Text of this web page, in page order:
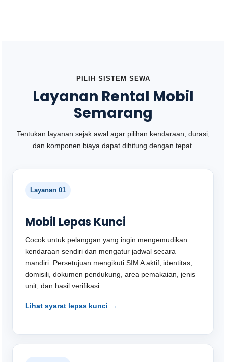
PILIH SISTEM SEWA
Layanan Rental Mobil
Semarang
Tentukan layanan sejak awal agar pilihan kendaraan, durasi,
dan komponen biaya dapat dihitung dengan tepat.
Layanan 01
Mobil Lepas Kunci
Cocok untuk pelanggan yang ingin mengemudikan
kendaraan sendiri dan mengatur jadwal secara
mandiri. Persetujuan mengikuti SIM A aktif, identitas,
domisili, dokumen pendukung, area pemakaian, jenis
unit, dan hasil verifikasi.
Lihat syarat lepas kunci →